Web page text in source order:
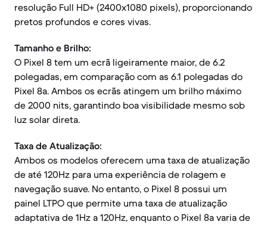
resolução Full HD+ (2400x1080 pixels), proporcionando
pretos profundos e cores vivas.
Tamanho e Brilho:
O Pixel 8 tem um ecrã ligeiramente maior, de 6.2
polegadas, em comparação com as 6.1 polegadas do
Pixel 8a. Ambos os ecrãs atingem um brilho máximo
de 2000 nits, garantindo boa visibilidade mesmo sob
luz solar direta.
Taxa de Atualização:
Ambos os modelos oferecem uma taxa de atualização
de até 120Hz para uma experiência de rolagem e
navegação suave. No entanto, o Pixel 8 possui um
painel LTPO que permite uma taxa de atualização
adaptativa de 1Hz a 120Hz, enquanto o Pixel 8a varia de